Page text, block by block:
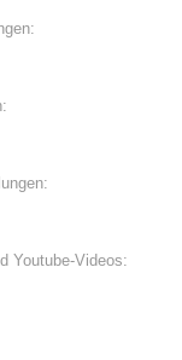
Youtube-Videos: